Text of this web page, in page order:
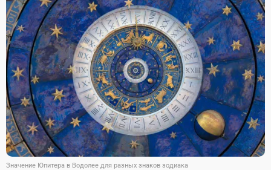
Значение Юпитера в Водолее для разных знаков зодиака